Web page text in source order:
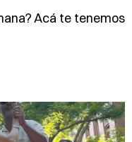
Acá te tenemos